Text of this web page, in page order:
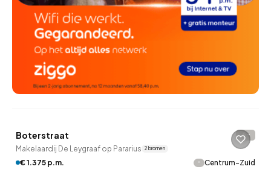
Boterstraat -
Makelaardij De Leygraaf op Pararius 2 bronnen
€ 1.375 p.m. - Centrum-Zuid
QUICKLANE™